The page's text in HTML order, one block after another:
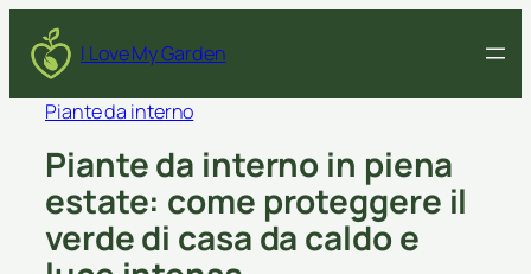
I Love My Garden
Piante da interno
Piante da interno in piena
estate: come proteggere il
verde di casa da caldo e